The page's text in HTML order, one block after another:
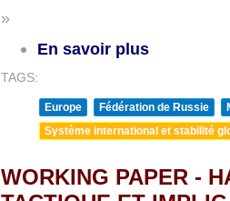
»
En savoir plus
TAGS:
Europe Fédération de Russie
Système international et stabilité
WORKING PAPER -